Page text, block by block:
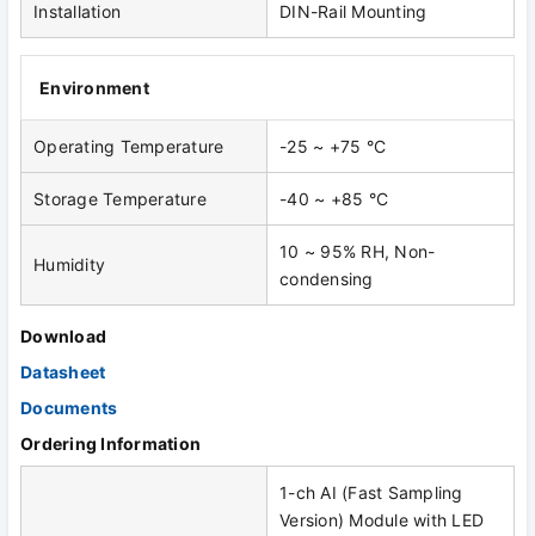
Installation DIN-Rail Mounting
Environment
Operating Temperature -25 ~ +75 °C
Storage Temperature -40 ~ +85 °C
Humidity
10 ~ 95% RH, Non-
condensing
Download
Datasheet
Documents
Ordering Information
1-ch AI (Fast Sampling
Version) Module with LED